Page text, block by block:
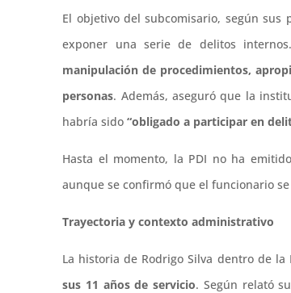
El objetivo del subcomisario, según
exponer una serie de delitos
manipulación de procedimientos,
personas. Además, aseguró que la
habría sido“obligado a participar en
Hasta el momento, la PDI no ha
aunque se confirmó que el funcionario
Trayectoria y contexto administrativo
La historia de Rodrigo Silva dentro de
sus 11 años de servicio. Según relató